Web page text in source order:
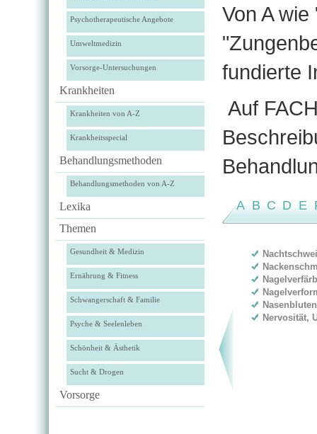
Psychotherapeutische Angebote
Umweltmedizin
Vorsorge-Untersuchungen
Krankheiten
Krankheiten von A-Z
Krankheitsspecial
Behandlungsmethoden
Behandlungsmethoden von A-Z
Lexika
Themen
Gesundheit & Medizin
Ernährung & Fitness
Schwangerschaft & Familie
Psyche & Seelenleben
Schönheit & Ästhetik
Sucht & Drogen
Vorsorge
Von A
fundierte
Auf
A B C D E
Nasenbluten
Nervosität,